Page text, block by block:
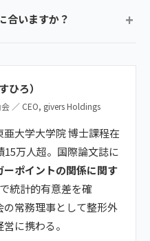
合いますか？
ひろ）
／ CEO, givers Holdings
大学大学院 博士課程在
万人超。国際論文誌に
ポイントの関係に関す
統計的有意差を確
常務理事として整形外
に携わる。